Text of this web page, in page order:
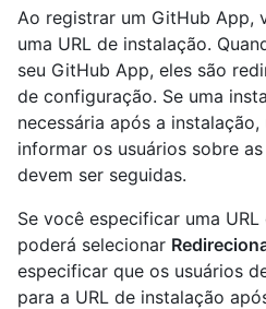
Ao registrar um GitHub App,
uma URL de instalação.
seu GitHub App, eles são
de configuração. Se uma
necessária após a instalação,
informar os usuários sobre
devem ser seguidas.
Se você especificar uma
poderá selecionar
especificar que os usuários
para a URL de instalação